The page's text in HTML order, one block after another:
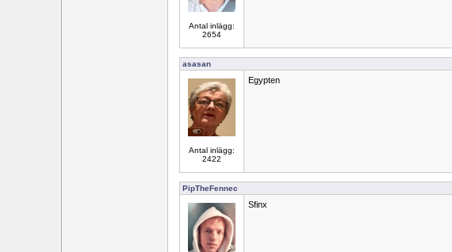
Antal inlägg:
2654
asasan
Antal inlägg:
2422
Egypten
PipTheFennec
Sfinx